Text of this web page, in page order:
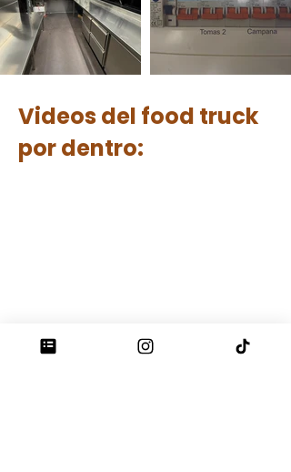
Videos del food truck
por dentro: